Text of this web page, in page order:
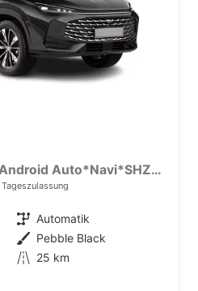
Luxury HEV+ 224PS Android Auto*Navi*SHZ*360° Kamera*Keyless*Leder*E-Heck/PDC v/h*
Getriebe Automatik
Außenfarbe Pebble Black
Kilometerstand 25 km